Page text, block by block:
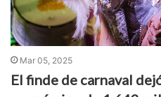
Mar 05, 2025
El finde de carnaval